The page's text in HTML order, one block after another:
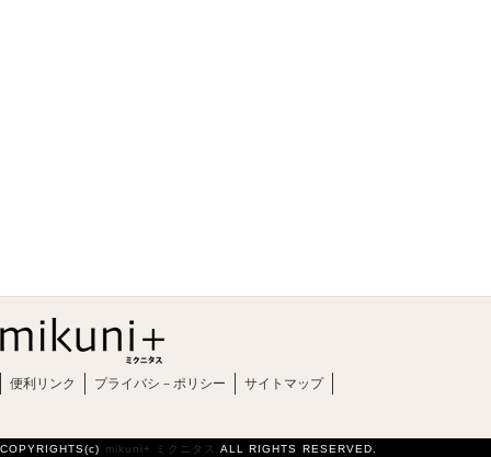
便利リンク プライバシ－ポリシー サイトマップ
COPYRIGHTS(c) mikuni+ ミクニタス ALL RIGHTS RESERVED.